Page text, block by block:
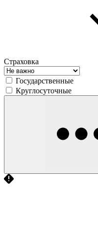
Страховка
Государственные
Круглосуточные